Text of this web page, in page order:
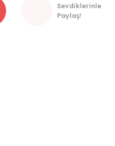
Sevdiklerinle
Paylaş!